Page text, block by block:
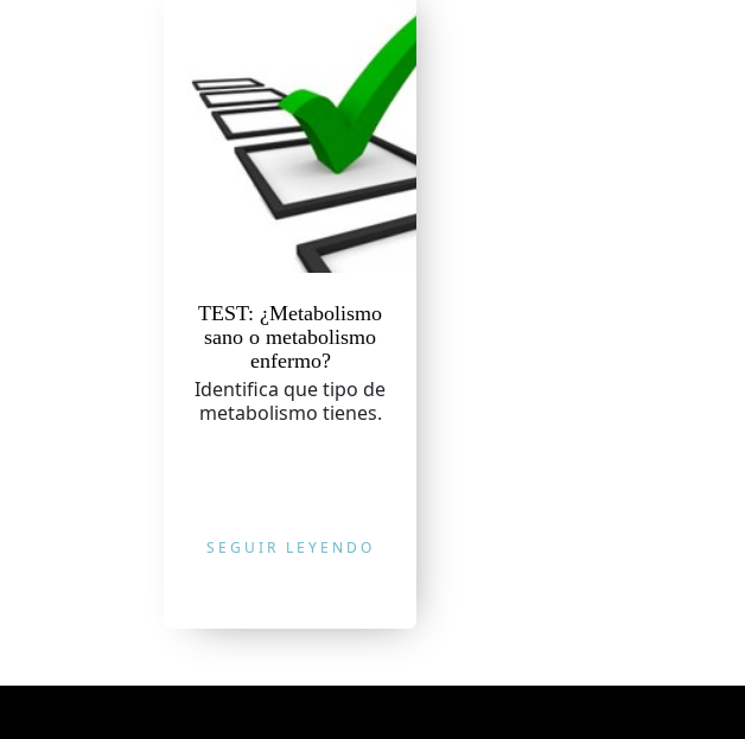
TEST: ¿Metabolismo
sano o metabolismo
enfermo?
Identifica que tipo de
metabolismo tienes.
SEGUIR LEYENDO